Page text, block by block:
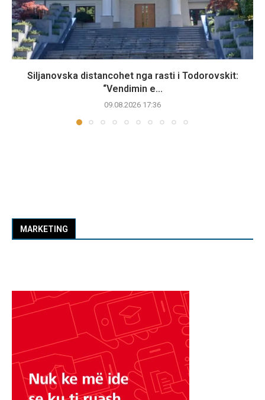
Siljanovska distancohet nga rasti i Todorovskit:
“Vendimin e...
09.08.2026 17:36
MARKETING